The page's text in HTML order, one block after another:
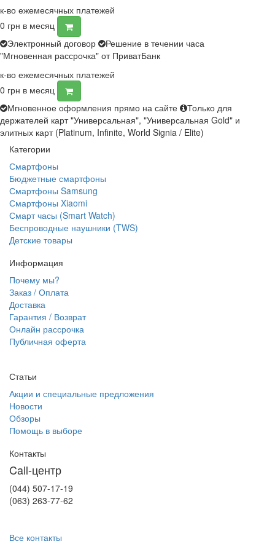
к-во ежемесячных платежей
0 грн в месяц
Электронный договор
Решение в течении часа
"Мгновенная рассрочка" от ПриватБанк
к-во ежемесячных платежей
0 грн в месяц
Мгновенное оформления прямо на сайте
Только для
держателей карт "Универсальная", "Универсальная Gold" и
элитных карт (Platinum, Infinite, World Signia / Elite)
Категории
Смартфоны
Бюджетные смартфоны
Смартфоны Samsung
Смартфоны Xiaomi
Смарт часы (Smart Watch)
Беспроводные наушники (TWS)
Детские товары
Информация
Почему мы?
Заказ / Оплата
Доставка
Гарантия / Возврат
Онлайн рассрочка
Публичная оферта
Статьи
Акции и специальные предложения
Новости
Обзоры
Помощь в выборе
Контакты
Call-центр
(044) 507-17-19
(063) 263-77-62
Все контакты